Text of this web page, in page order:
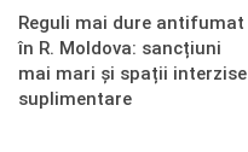
Reguli mai dure antifumat
în R. Moldova: sancțiuni
mai mari și spații interzise
suplimentare